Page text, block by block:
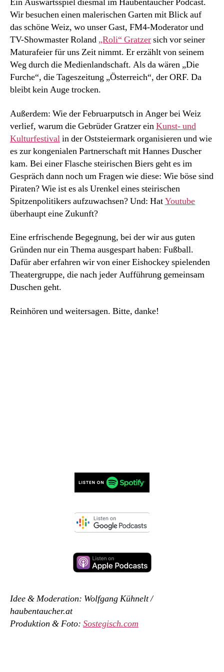
Wir besuchen einen malerischen Garten mit Blick auf
das schöne Weiz, wo unser Gast, FM4-Moderator und
TV-Showmaster Roland „Roli“ Gratzersich vor seiner
Maturafeier für uns Zeit nimmt. Er erzählt von seinem
Weg durch die Medienlandschaft. Als da wären „Die
Furche“, die Tageszeitung „Österreich“, der ORF. Da
bleibt kein Auge trocken.
Außerdem: Wie der Februarputsch in Anger bei Weiz
verlief, warum die Gebrüder Gratzer einKunst- und
Kulturfestivalin der Oststeiermark organisieren und wie
es zur kongenialen Partnerschaft mit Hannes Duscher
kam. Bei einer Flasche steirischen Biers geht es im
Gespräch dann noch um Fragen wie diese: Wie böse sind
Piraten? Wie ist es als Urenkel eines steirischen
Spitzenpolitikers aufzuwachsen? Und: HatYoutube
überhaupt eine Zukunft?
Eine erfrischende Begegnung, bei der wir aus guten
Gründen nur ein Thema ausgespart haben: Fußball.
Dafür aber erfahren wir von einer Eishockey spielenden
Theatergruppe, die nach jeder Aufführung gemeinsam
Duschen geht.
Reinhören und weitersagen. Bitte, danke!
Idee & Moderation: Wolfgang Kühnelt /
haubentaucher.at
Produktion & Foto: Sostegisch.com